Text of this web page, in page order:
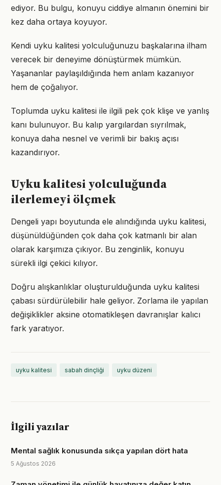
ediyor. Bu bulgu, konuyu ciddiye almanın önemini bir
kez daha ortaya koyuyor.
Kendi uyku kalitesi yolculuğunuzu başkalarına ilham
verecek bir deneyime dönüştürmek mümkün.
Yaşananlar paylaşıldığında hem anlam kazanıyor
hem de çoğalıyor.
Toplumda uyku kalitesi ile ilgili pek çok klişe ve yanlış
kanı bulunuyor. Bu kalıp yargılardan sıyrılmak,
konuya daha nesnel ve verimli bir bakış açısı
kazandırıyor.
Uyku kalitesi yolculuğunda
ilerlemeyi ölçmek
Dengeli yapı boyutunda ele alındığında uyku kalitesi,
düşünüldüğünden çok daha çok katmanlı bir alan
olarak karşımıza çıkıyor. Bu zenginlik, konuyu
sürekli ilgi çekici kılıyor.
Doğru alışkanlıklar oluşturulduğunda uyku kalitesi
çabası sürdürülebilir hale geliyor. Zorlama ile yapılan
değişiklikler aksine otomatikleşen davranışlar kalıcı
fark yaratıyor.
uyku kalitesi sabah dinçliği uyku düzeni
İlgili yazılar
Mental sağlık konusunda sıkça yapılan dört hata
5 Ağustos 2026